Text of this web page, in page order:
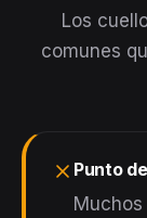
Los
comunes
Punto